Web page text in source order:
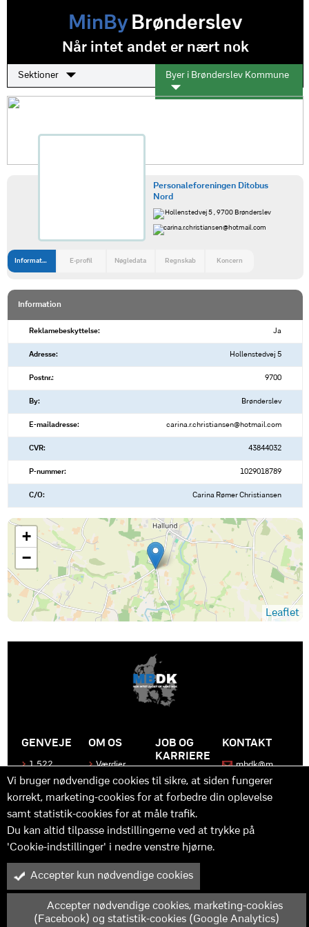
MinByBrønderslev
Når intet andet er nært nok
Sektioner Byer i Brønderslev Kommune
Personaleforeningen Ditobus
Nord
Hollenstedvej 5 , 9700 Brønderslev
carina.r.christiansen@hotmail.com
Information E-profil Nøgledata Regnskab Koncern
Information
Reklamebeskyttelse: Ja
Adresse: Hollenstedvej 5
Postnr.: 9700
By: Brønderslev
E-mailadresse: carina.r.christiansen@hotmail.com
CVR: 43844032
P-nummer: 1029018789
C/O: Carina Rømer Christiansen
+
−
Leaflet
GENVEJE
1.522
Produkter
Kontakt
os
OM OS
Værdier
Historen
bag
MBDK
Hvad gør
os unikke
JOB OG
KARRIERE
Bliv en del
Vores
team
Praktik
udvikling
KONTAKT
mbdk@m
pressenævnet siden 25. maj 2011. Copyright © 2025 - MBDK ApS
Cookie-indstillinger Scroll op til toppen
Vi bruger nødvendige cookies til sikre, at siden fungerer
korrekt, marketing-cookies for at forbedre din oplevelse
samt statistik-cookies for at måle trafik.
Du kan altid tilpasse indstillingerne ved at trykke på
'Cookie-indstillinger' i nedre venstre hjørne.
Accepter kun nødvendige cookies
Accepter nødvendige cookies, marketing-cookies
(Facebook) og statistik-cookies (Google Analytics)